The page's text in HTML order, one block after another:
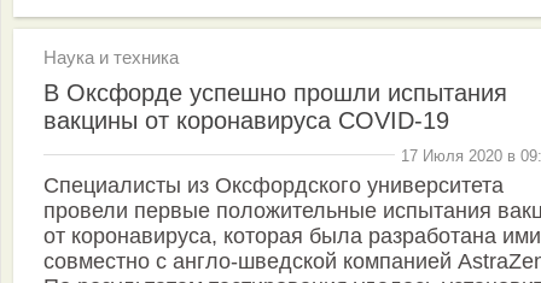
Наука и техника
В Оксфорде успешно прошли испытания
вакцины от коронавируса COVID-19
17 Июля 2020 в
Специалисты из Оксфордского университета
провели первые положительные испытания
от коронавируса, которая была разработана ими
совместно с англо-шведской компанией